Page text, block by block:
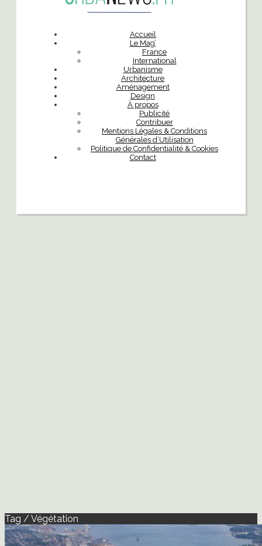
Accueil
Le Mag’
France
International
Urbanisme
Architecture
Aménagement
Design
À propos
Publicité
Contribuer
Mentions Légales & Conditions
Générales d’Utilisation
Politique de Confidentialité & Cookies
Contact
Tag / Végétation